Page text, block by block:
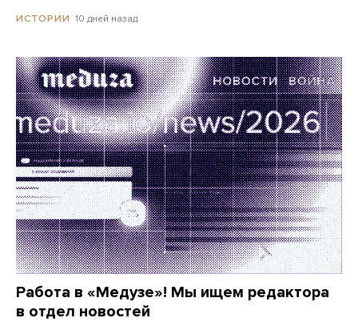
ИСТОРИИ 10 дней назад
Работа в «Медузе»! Мы ищем редактора
в отдел новостей